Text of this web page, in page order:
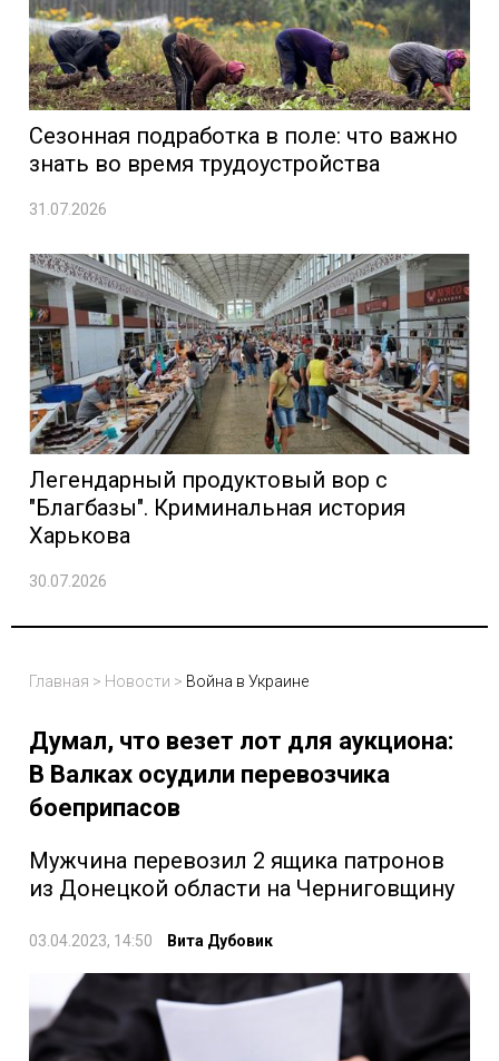
Сезонная подработка в поле: что важно
знать во время трудоустройства
31.07.2026
Легендарный продуктовый вор с
"Благбазы". Криминальная история
Харькова
30.07.2026
Главная > Новости > Война в Украине
Думал, что везет лот для аукциона:
В Валках осудили перевозчика
боеприпасов
Мужчина перевозил 2 ящика патронов
из Донецкой области на Черниговщину
03.04.2023, 14:50 Вита Дубовик